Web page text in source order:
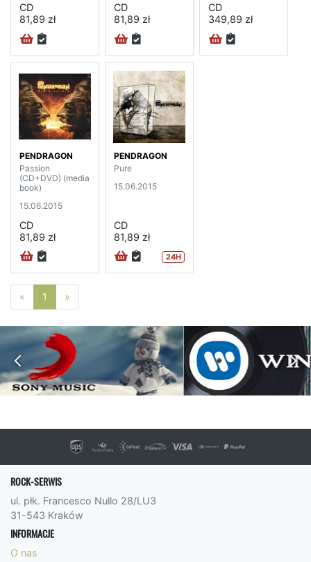
CD
81,89 zł
CD
81,89 zł
CD
349,89 zł
PENDRAGON
Passion
(CD+DVD) (media
book)
15.06.2015
CD
81,89 zł
PENDRAGON
Pure
15.06.2015
CD
81,89 zł
24H
« Poprzednia strona
1 »
ROCK-SERWIS
ul. płk. Francesco Nullo 28/LU3
31-543 Kraków
INFORMACJE
O nas